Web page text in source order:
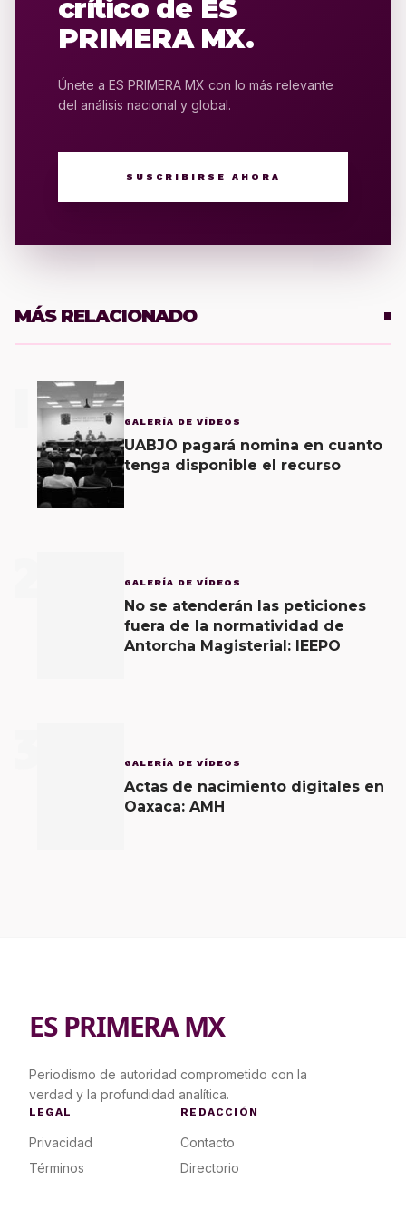
crítico de ES
PRIMERA MX.
Únete a ES PRIMERA MX con lo más relevante
del análisis nacional y global.
SUSCRIBIRSE AHORA
MÁS RELACIONADO
GALERÍA DE VÍDEOS
UABJO pagará nomina en cuanto
tenga disponible el recurso
GALERÍA DE VÍDEOS
No se atenderán las peticiones
fuera de la normatividad de
Antorcha Magisterial: IEEPO
GALERÍA DE VÍDEOS
Actas de nacimiento digitales en
Oaxaca: AMH
ES PRIMERA MX
Periodismo de autoridad comprometido con la
verdad y la profundidad analítica.
LEGAL
Privacidad
Términos
REDACCIÓN
Contacto
Directorio